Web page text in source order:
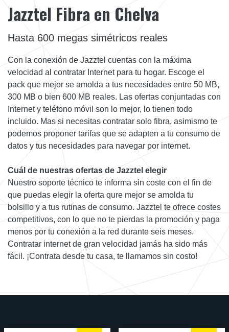
Jazztel Fibra en Chelva
Hasta 600 megas simétricos reales
Con la conexión de Jazztel cuentas con la máxima
velocidad al contratar Internet para tu hogar. Escoge el
pack que mejor se amolda a tus necesidades entre 50 MB,
300 MB o bien 600 MB reales. Las ofertas conjuntadas con
Internet y teléfono móvil son lo mejor, lo tienen todo
incluido. Mas si necesitas contratar solo fibra, asimismo te
podemos proponer tarifas que se adapten a tu consumo de
datos y tus necesidades para navegar por internet.
Cuál de nuestras ofertas de Jazztel elegir
Nuestro soporte técnico te informa sin coste con el fin de
que puedas elegir la oferta qure mejor se amolda tu
bolsillo y a tus rutinas de consumo. Jazztel te ofrece costes
competitivos, con lo que no te pierdas la promoción y paga
menos por tu conexión a la red durante seis meses.
Contratar internet de gran velocidad jamás ha sido más
fácil. ¡Contrata desde tu casa, te llamamos sin costo!